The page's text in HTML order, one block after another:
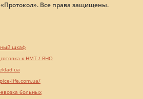
Все права защищены.
шкаф
к НМТ / ВНО
life.com.ua/
больных